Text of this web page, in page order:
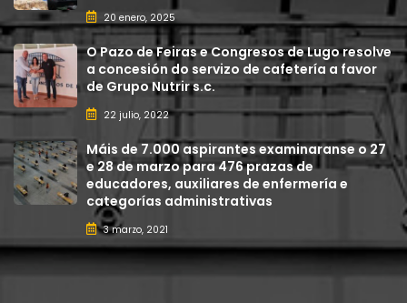
20 enero, 2025
O Pazo de Feiras e Congresos de Lugo resolve
a concesión do servizo de cafetería a favor
de Grupo Nutrir s.c.
22 julio, 2022
Máis de 7.000 aspirantes examinaranse o 27
e 28 de marzo para 476 prazas de
educadores, auxiliares de enfermería e
categorías administrativas
3 marzo, 2021